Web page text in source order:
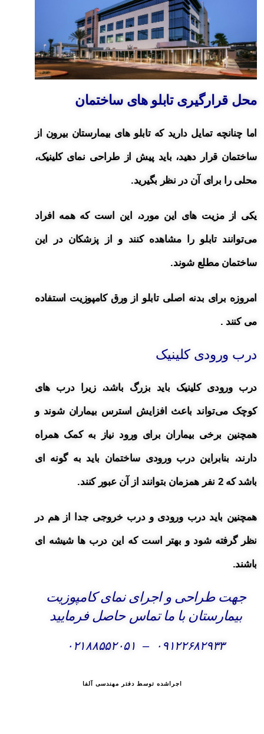
محل قرارگیری تابلو های ساختمان
اما چنانچه تمایل دارید که تابلو های بیمارستان بیرون از
ساختمان قرار دهید، باید پیش از طراحی نمای کلینیک،
محلی را برای آن در نظر بگیرید.
یکی از مزیت های این مورد، این است که همه افراد
می‌توانند تابلو را مشاهده کنند و از پزشکان در این
ساختمان مطلع شوند.
امروزه برای بدنه اصلی تابلو از ورق کامپوزیت استفاده
می کنند .
درب ورودی کلینیک
درب ورودی کلینیک باید بزرگ باشد، زیرا درب های
کوچک می‌تواند باعث افزایش استرس بیماران شوند و
همچنین برخی بیماران برای ورود نیاز به کمک همراه
دارند، بنابراین درب ورودی ساختمان باید به گونه ای
باشد که 2 نفر همزمان بتوانند از آن عبور کنند.
همچنین باید درب ورودی و درب خروجی جدا از هم در
نظر گرفته شود و بهتر است که این درب ها شیشه ای
باشند.
جهت طراحی و اجرای نمای کامپوزیت
بیمارستان با ما تماس حاصل فرمایید
۰۹۱۲۲۶۸۲۹۳۳ – ۰۲۱۸۸۵۵۲۰۵۱
اجراشده توسط دفتر مهندسی آلفا